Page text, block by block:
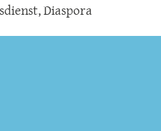
,Diaspora